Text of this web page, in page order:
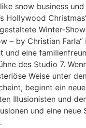
snow business
Hollywood
Winter-Show
– by Christian
und eine
des Studio 7.
Weise unter
beginnt ein
Illusionisten und
und eine neue